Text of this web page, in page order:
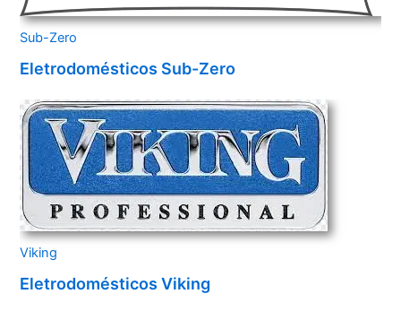
Sub-Zero
Eletrodomésticos Sub-Zero
Viking
Eletrodomésticos Viking